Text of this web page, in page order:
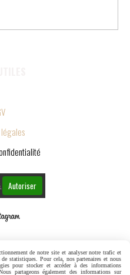
légales
Autoriser
de notre site et analyser notre trafic et
statistiques. Pour cela, nos partenaires et nous
pour stocker et accéder à des informations
partageons également des informations sur